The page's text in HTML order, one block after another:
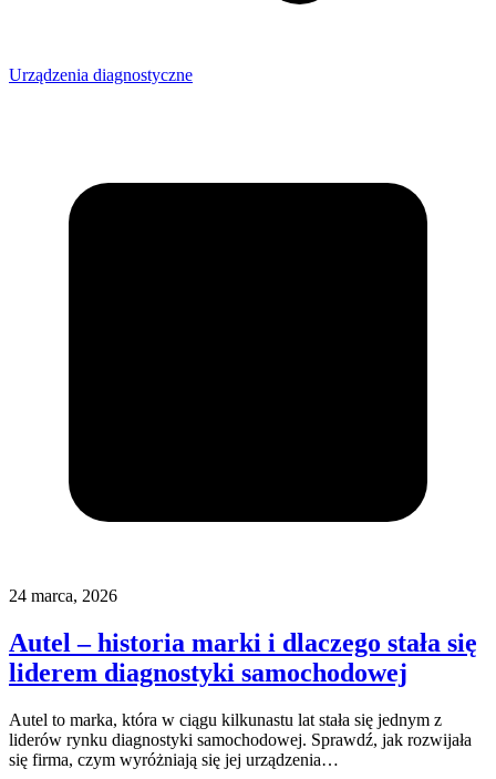
Urządzenia diagnostyczne
24 marca, 2026
Autel – historia marki i dlaczego stała się
liderem diagnostyki samochodowej
Autel to marka, która w ciągu kilkunastu lat stała się jednym z
liderów rynku diagnostyki samochodowej. Sprawdź, jak rozwijała
się firma, czym wyróżniają się jej urządzenia…